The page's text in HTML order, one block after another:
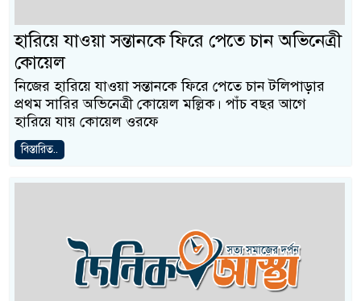
হারিয়ে যাওয়া সন্তানকে ফিরে পেতে চান অভিনেত্রী
কোয়েল
নিজের হারিয়ে যাওয়া সন্তানকে ফিরে পেতে চান টলিপাড়ার
প্রথম সারির অভিনেত্রী কোয়েল মল্লিক। পাঁচ বছর আগে
হারিয়ে যায় কোয়েল ওরফে
বিস্তারিত..